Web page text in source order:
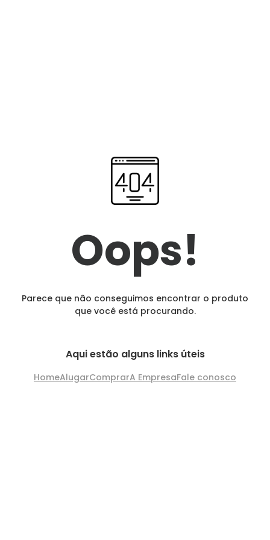
Oops!
Parece que não conseguimos encontrar o produto
que você está procurando.
Aqui estão alguns links úteis
HomeAlugarComprarA EmpresaFale conosco